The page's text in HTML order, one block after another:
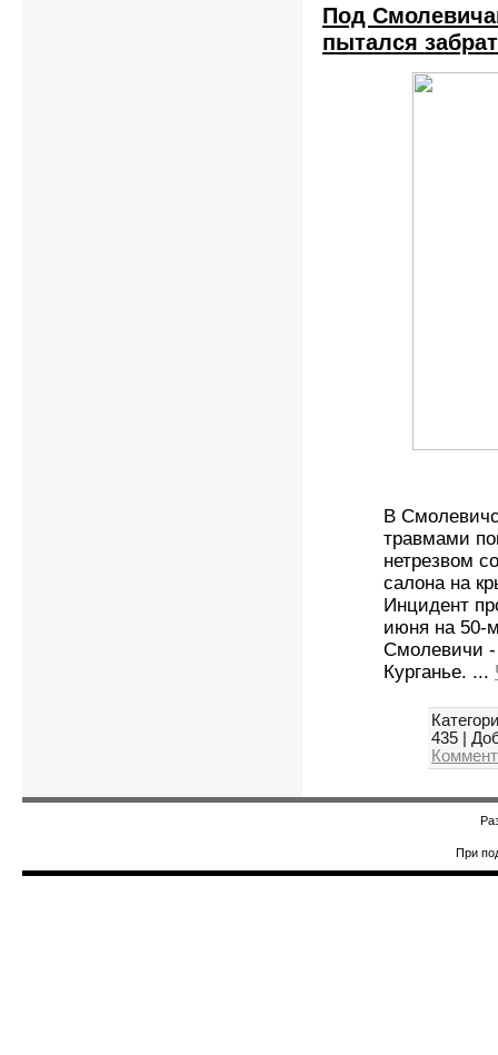
Под
пытался
В
травмами
нетрезвом
салона на
Инцидент
июня на 50-
Смолевичи -
Курганье. ...
435
При